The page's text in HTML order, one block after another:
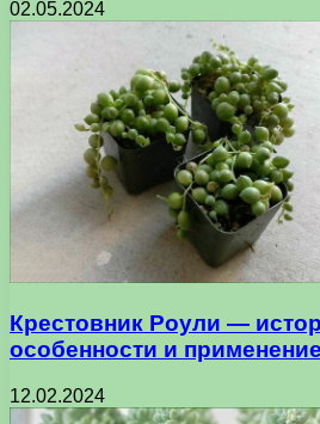
02.05.2024
Крестовник Роули —
особенности и применение
12.02.2024